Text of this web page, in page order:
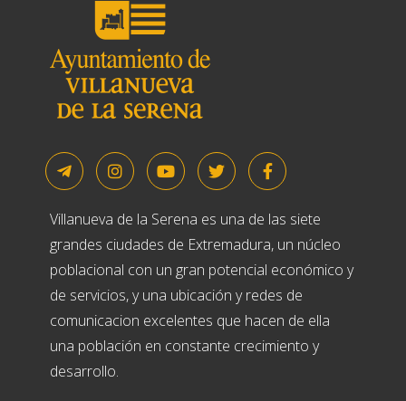
Villanueva de la Serena es una de las siete
grandes ciudades de Extremadura, un núcleo
poblacional con un gran potencial económico y
de servicios, y una ubicación y redes de
comunicacion excelentes que hacen de ella
una población en constante crecimiento y
desarrollo.